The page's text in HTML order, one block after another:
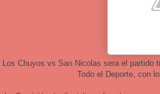
Los Chuyos vs San Nicolas sera el partido
Todo el Deporte, con